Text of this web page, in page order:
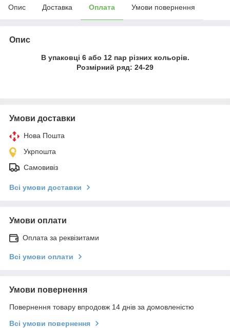
Опис Доставка Оплата Умови повернення
Опис
В упаковці 6 або 12 пар різних кольорів.
Розмірний ряд: 24-29
Умови доставки
Нова Пошта
Укрпошта
Самовивіз
Всі умови доставки
Умови оплати
Оплата за реквізитами
Всі умови оплати
Умови повернення
Повернення товару впродовж 14 днів за домовленістю
Всі умови повернення